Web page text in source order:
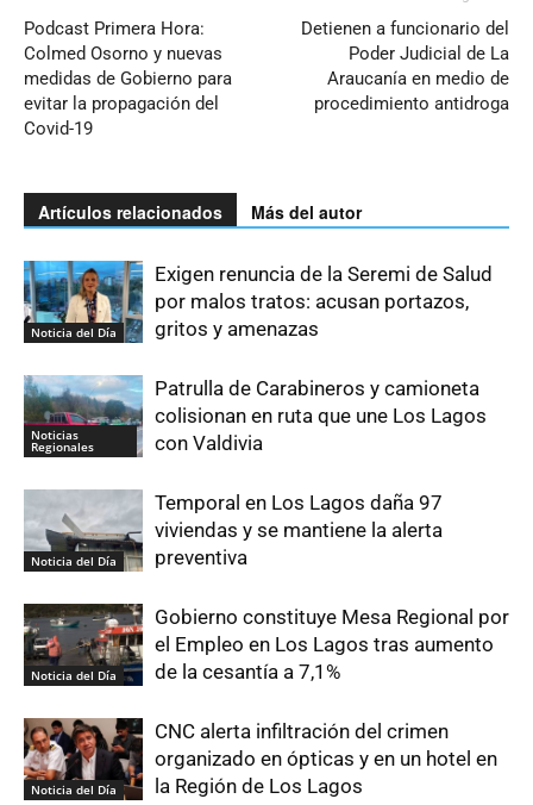
Podcast Primera Hora:
Colmed Osorno y nuevas
medidas de Gobierno para
evitar la propagación del
Covid-19
Detienen a funcionario del
Poder Judicial de La
Araucanía en medio de
procedimiento antidroga
Artículos relacionados Más del autor
Noticia del Día
Exigen renuncia de la Seremi de Salud
por malos tratos: acusan portazos,
gritos y amenazas
Noticias
Regionales
Patrulla de Carabineros y camioneta
colisionan en ruta que une Los Lagos
con Valdivia
Noticia del Día
Temporal en Los Lagos daña 97
viviendas y se mantiene la alerta
preventiva
Noticia del Día
Gobierno constituye Mesa Regional por
el Empleo en Los Lagos tras aumento
de la cesantía a 7,1%
Noticia del Día
CNC alerta infiltración del crimen
organizado en ópticas y en un hotel en
la Región de Los Lagos